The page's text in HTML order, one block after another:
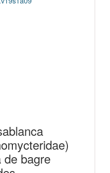
de bagre